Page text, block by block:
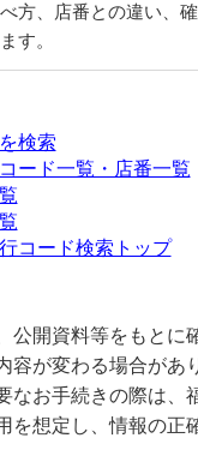
方、店番との違い、確
す。
検索
ード一覧・店番一覧
コード検索トップ
公開資料等をもとに
容が変わる場合があ
なお手続きの際は、
を想定し、情報の正